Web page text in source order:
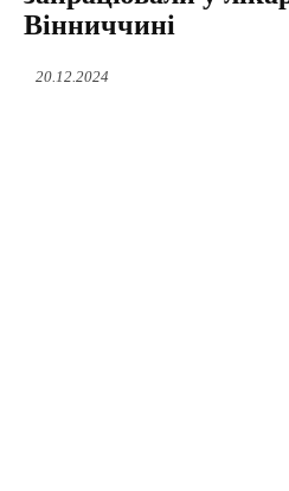
Вінниччині
20.12.2024